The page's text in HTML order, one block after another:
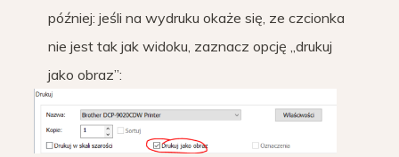
później: jeśli na wydruku okaże się, ze czcionka
nie jest tak jak widoku, zaznacz opcję „drukuj
jako obraz”: